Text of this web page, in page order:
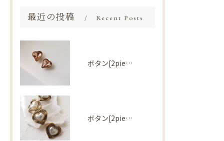
最近の投稿 Recent Posts
ボタン[2piece] Import parts No2730
ボタン[2piece] Import parts No2727